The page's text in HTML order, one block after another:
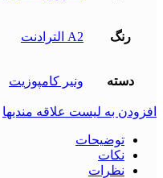
رنگ A2 الترادنت
دسته ونیر کامپوزیت
افزودن به لیست علاقه مندیها
توضیحات
نکات
نظرات